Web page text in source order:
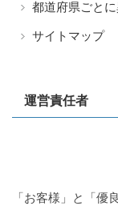
都道府県ごと
サイトマップ
運営責任者
「お客様」と「優